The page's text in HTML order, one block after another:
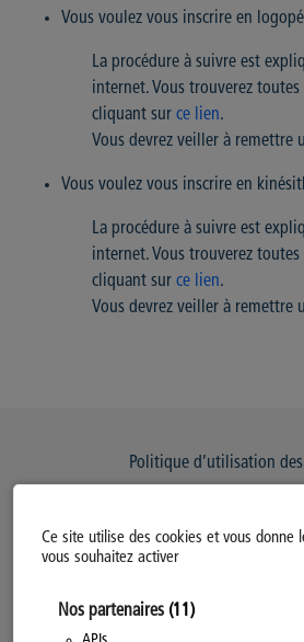
Ce site utilise des cookies et vous donne
vous souhaitez activer
Nos partenaires (11)
Vous voulez vous inscrire en
La procédure à suivre est
internet. Vous trouverez
cliquant sur ce lien.
Vous devrez veiller à remettre
Vous voulez vous inscrire en
La procédure à suivre est
internet. Vous trouverez
cliquant sur ce lien.
Vous devrez veiller à remettre
Politique d’utilisation
Politique Générale de